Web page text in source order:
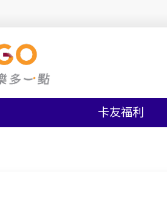
卡友福利